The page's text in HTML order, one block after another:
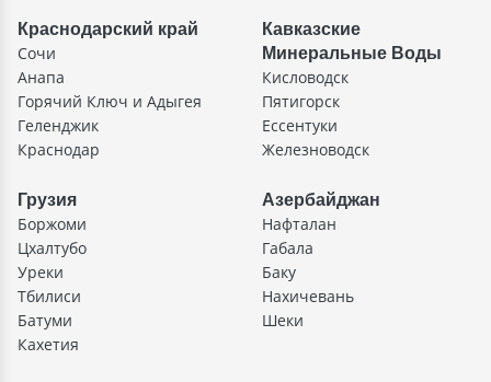
Краснодарский край
Сочи
Анапа
Горячий Ключ и Адыгея
Геленджик
Краснодар
Кавказские
Минеральные Воды
Кисловодск
Пятигорск
Ессентуки
Железноводск
Грузия
Боржоми
Цхалтубо
Уреки
Тбилиси
Батуми
Кахетия
Азербайджан
Нафталан
Габала
Баку
Нахичевань
Шеки